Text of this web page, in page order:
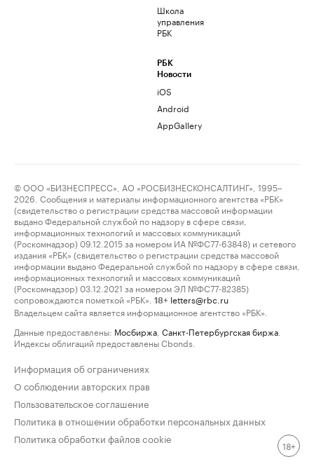
Школа
управления
РБК
РБК
Новости
iOS
Android
AppGallery
© ООО «БИЗНЕСПРЕСС», АО «РОСБИЗНЕСКОНСАЛТИНГ», 1995–
2026. Сообщения и материалы информационного агентства «РБК»
(свидетельство о регистрации средства массовой информации
выдано Федеральной службой по надзору в сфере связи,
информационных технологий и массовых коммуникаций
(Роскомнадзор) 09.12.2015 за номером ИА №ФС77-63848) и сетевого
издания «РБК» (свидетельство о регистрации средства массовой
информации выдано Федеральной службой по надзору в сфере связи,
информационных технологий и массовых коммуникаций
(Роскомнадзор) 03.12.2021 за номером ЭЛ №ФС77-82385)
сопровождаются пометкой «РБК».
18+ letters@rbc.ru
Владельцем сайта является информационное агентство «РБК».
Данные предоставлены: Мосбиржа Санкт-Петербургская биржа
Индексы облигаций предоставлены Cbonds.
Информация об ограничениях
О соблюдении авторских прав
Пользовательское соглашение
Политика в отношении обработки персональных данных
Политика обработки файлов cookie
18+